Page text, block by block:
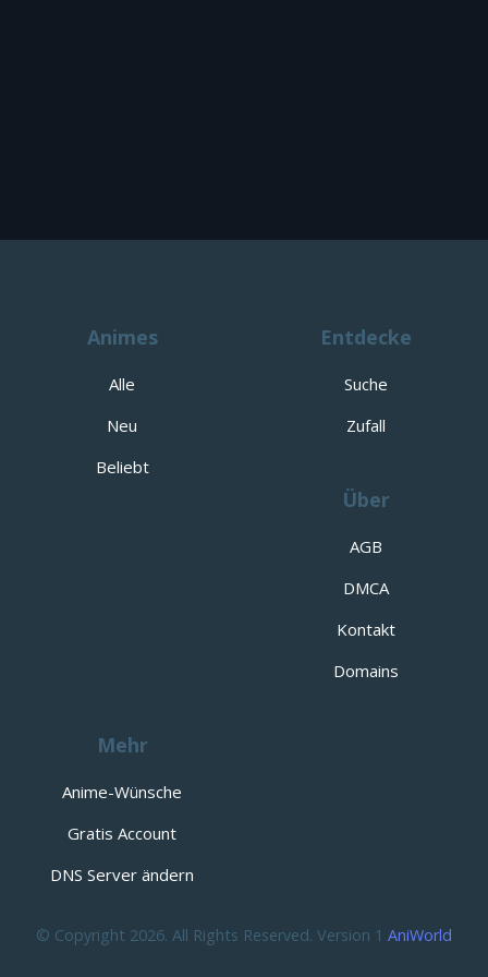
Animes
Alle
Neu
Beliebt
Entdecke
Suche
Zufall
Über
AGB
DMCA
Kontakt
Domains
Mehr
Anime-Wünsche
Gratis Account
DNS Server ändern
© Copyright 2026. All Rights Reserved. Version 1 AniWorld